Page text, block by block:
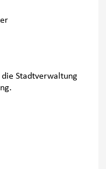
Stadtverwaltung